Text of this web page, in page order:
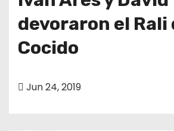
devoraron el Rali
Cocido
Jun 24, 2019